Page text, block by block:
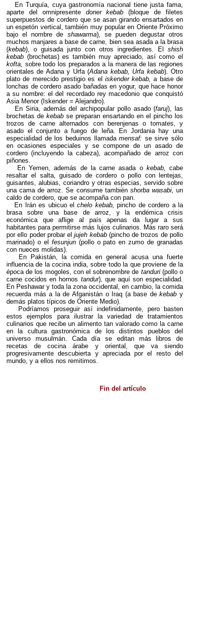
En Turquía, cuya gastronomía nacional tiene justa fama,
aparte del omnipresente doner kebab (bloque de filetes
superpuestos de cordero que se asan girando ensartados en
un espetón vertical, también muy popular en Oriente Próximo
bajo el nombre de shawarma), se pueden degustar otros
muchos manjares a base de carne, bien sea asada a la brasa
(kebab), o guisada junto con otros ingredientes. El shish
kebab (brochetas) es también muy apreciado, así como el
kofta, sobre todo los preparados a la manera de las regiones
orientales de Adana y Urfa (Adana kebab, Urfa kebab). Otro
plato de merecido prestigio es el iskender kebab, a base de
lonchas de cordero asado bañadas en yogur, que hace honor
a su nombre: el del recordado rey macedonio que conquistó
Asia Menor (Iskender = Alejandro).
En Siria, además del archipopular pollo asado (faruj), las
brochetas de kebab se preparan ensartando en el pincho los
trozos de carne alternados con berenjenas o tomates, y
asado el conjunto a fuego de leña. En Jordania hay una
especialidad de los beduinos llamadamensaf: se sirve sólo
en ocasiones especiales y se compone de un asado de
cordero (incluyendo la cabeza), acompañado de arroz con
piñones.
En Yemen, además de la carne asada o kebab,
cabe
resaltar el salta, guisado de cordero o pollo con lentejas,
guisantes, alubias, coriandro y otras especias, servido sobre
una cama de arroz. Se consume también shorba wasabi, un
caldo de cordero, que se acompaña con pan.
En Irán es ubicuo elchelo kebab, pincho de cordero a la
brasa sobre una base de arroz, y la endémica crisis
económica que aflige al país apenas da lugar a sus
habitantes para permitirse más lujos culinarios. Más raro será
por ello poder probar eljujeh kebab(pincho de trozos de pollo
marinado) o el fesunjun(pollo o pato en zumo de granadas
con nueces molidas).
En Pakistán, la comida en general acusa una fuerte
influencia de la cocina india, sobre todo la que proviene de la
época de los mogoles, con el sobrenombre de tanduri(pollo o
carne cocidos en hornos tandur), que aquí son especialidad.
En Peshawar y toda la zona occidental, en cambio, la comida
recuerda más a la de Afganistán o Iraq (a base dekebab y
demás platos típicos de Oriente Medio).
Podríamos proseguir así indefinidamente, pero basten
estos ejemplos para ilustrar la variedad de tratamientos
culinarios que recibe un alimento tan valorado como la carne
en la cultura gastronómica de los distintos pueblos del
universo musulmán. Cada día se editan más libros de
recetas de cocina árabe y oriental, que va siendo
progresivamente descubierta y apreciada por el resto del
mundo, y a ellos nos remitimos.
Fin del artículo